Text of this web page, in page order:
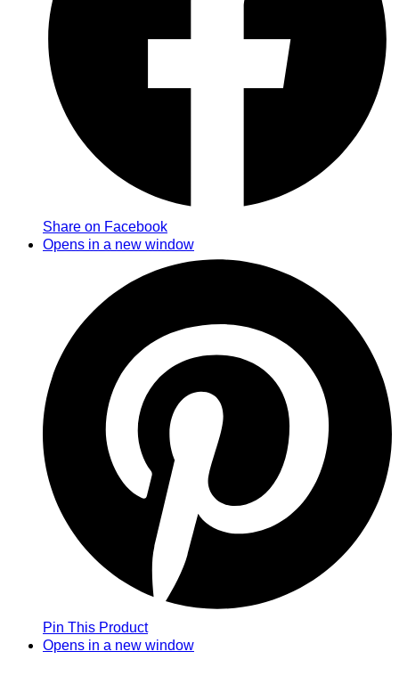
Share on Facebook
Opens in a new window
Pin This Product
Opens in a new window